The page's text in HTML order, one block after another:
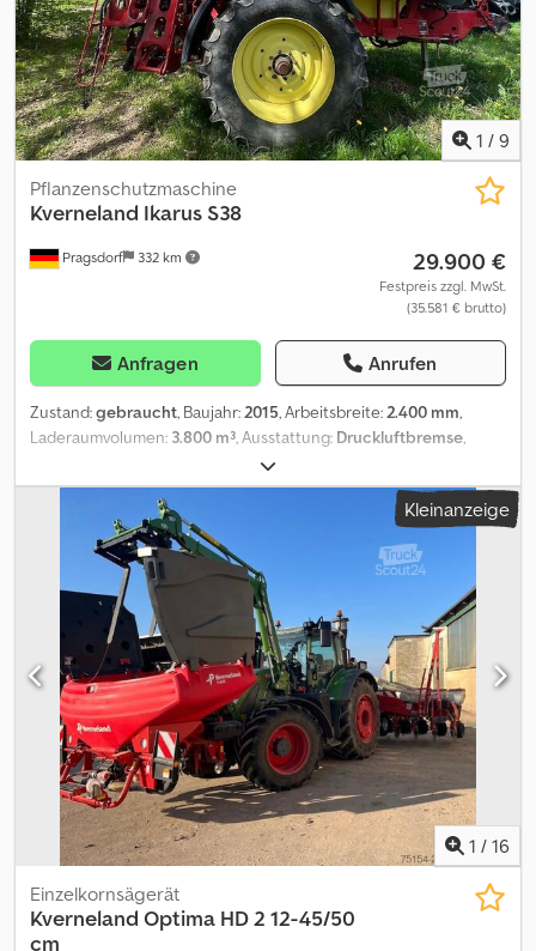
1 / 9
Pragsdorf 332 km
Pflanzenschutzmaschine
Kverneland Ikarus S38
29.900 €
Festpreis zzgl. MwSt.
(35.581 € brutto)
Anfragen Anrufen
Zustand:gebraucht, Baujahr: 2015, Arbeitsbreite: 2.400 mm,
Laderaumvolumen: 3.800 m³ , Ausstattung: Druckluftbremse
Hydraulische Klappung, Bedienterminal, Einachser_____14000
ha,Lagerort:Kunde Dcjdpfx Ahezqia Ee Dsk
Kleinanzeige
1 / 16
Einzelkornsägerät
Kverneland Optima HD 2 12-45/50
cm